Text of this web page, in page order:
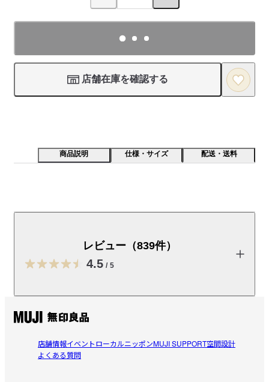
店舗在庫を確認する
商品説明 仕様・サイズ 配送・送料
綿100%（ゴム部分を除く）で、締め付けないやさしいはき心地
筒状に編立て、脇に縫い目がありません。お腹をつつむハイラ
かりカバーしずり上がりにくいです。
レビュー（839件）
4.5 / 5
ぷよ
2026/08/06
店舗情報イベントローカルニッポンMUJI SUPPORT空間設計
よくある質問